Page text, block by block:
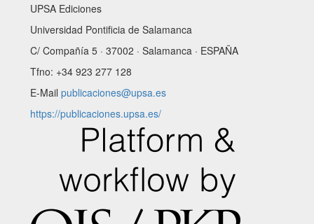
UPSA Ediciones
Universidad Pontificia de Salamanca
C/ Compañía 5 · 37002 · Salamanca · ESPAÑA
Tfno: +34 923 277 128
E-Mail publicaciones@upsa.es
https://publicaciones.upsa.es/